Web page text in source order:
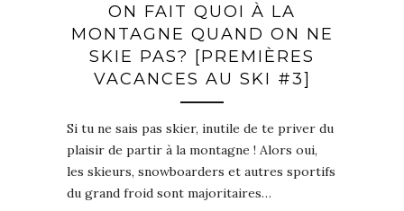
ON FAIT QUOI À LA
MONTAGNE QUAND ON NE
SKIE PAS? [PREMIÈRES
VACANCES AU SKI #3]
Si tu ne sais pas skier, inutile de te priver du
plaisir de partir à la montagne ! Alors oui,
les skieurs, snowboarders et autres sportifs
du grand froid sont majoritaires…